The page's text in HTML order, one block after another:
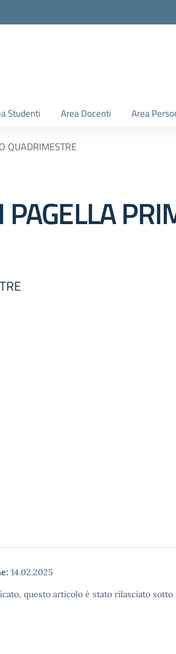
Studenti Area Docenti Area
QUADRIMESTRE
14.02.2025
questo articolo è stato rilasciato